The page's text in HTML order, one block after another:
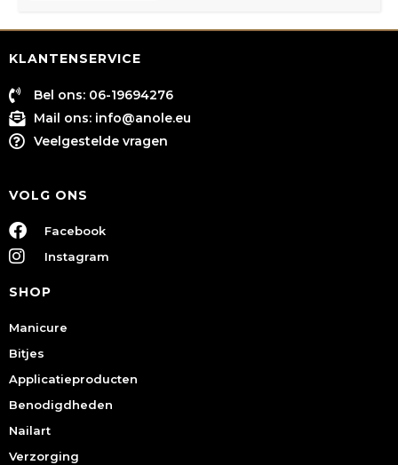
KLANTENSERVICE
Bel ons: 06-19694276
Mail ons: info@anole.eu
Veelgestelde vragen
VOLG ONS
Facebook
Instagram
SHOP
Manicure
Bitjes
Applicatieproducten
Benodigdheden
Nailart
Verzorging